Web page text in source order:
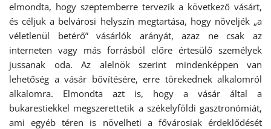
elmondta, hogy szeptemberre tervezik a következő vásárt,
és céljuk a belvárosi helyszín megtartása, hogy növeljék „a
véletlenül betérő” vásárlók arányát, azaz ne csak az
interneten vagy más forrásból előre értesülő személyek
jussanak oda. Az alelnök szerint mindenképpen van
lehetőség a vásár bővítésére, erre törekednek alkalomról
alkalomra. Elmondta azt is, hogy a vásár által a
bukarestiekkel megszerettetik a székelyföldi gasztronómiát,
ami egyéb téren is növelheti a fővárosiak érdeklődését